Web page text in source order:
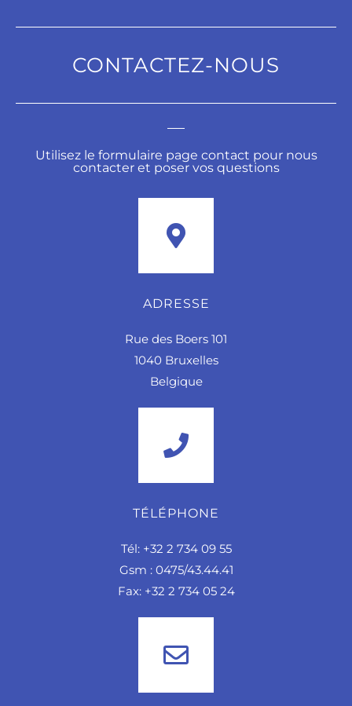
CONTACTEZ-NOUS
Utilisez le formulaire page contact pour nous
contacter et poser vos questions
ADRESSE
Rue des Boers 101
1040 Bruxelles
Belgique
TÉLÉPHONE
Tél: +32 2 734 09 55
Gsm : 0475/43.44.41
Fax: +32 2 734 05 24